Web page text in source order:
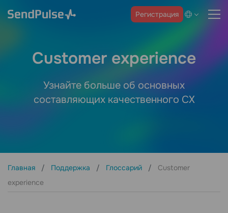
Регистрация
Customer experience
Узнайте больше об основных
составляющих качественного CX
Главная Поддержка Глоссарий
Customer
experience